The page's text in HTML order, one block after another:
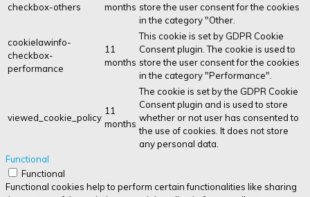
checkbox-others
months store the user consent for the cookies
in the category "Other.
cookielawinfo-
checkbox-
performance
11
months
This cookie is set by GDPR Cookie
Consent plugin. The cookie is used to
store the user consent for the cookies
in the category "Performance".
viewed_cookie_policy
11
months
The cookie is set by the GDPR Cookie
Consent plugin and is used to store
whether or not user has consented to
the use of cookies. It does not store
any personal data.
Functional
Functional
Functional cookies help to perform certain functionalities like sharing